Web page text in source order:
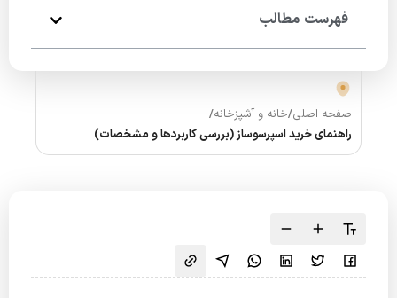
فهرست مطالب
صفحه اصلی/خانه و آشپزخانه/
راهنمای خرید اسپرسوساز (بررسی کاربردها و مشخصات)